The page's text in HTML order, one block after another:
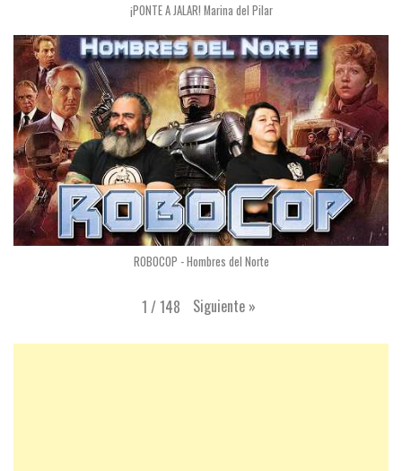
¡PONTE A JALAR! Marina del Pilar
ROBOCOP - Hombres del Norte
1 /148 Siguiente »